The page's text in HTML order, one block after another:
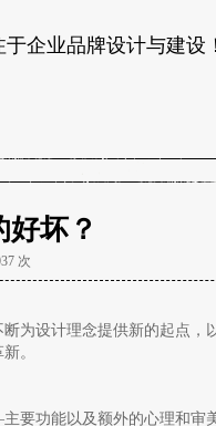
企业品牌设计与建设
坏？
次
为设计理念提供新的起点，
。
要功能以及额外的心理和审